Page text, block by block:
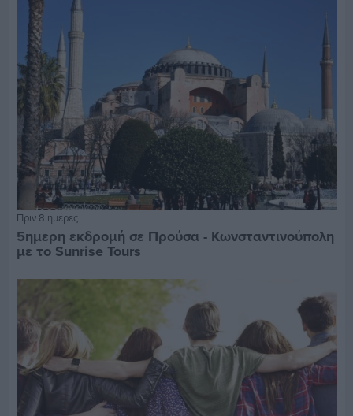
Πριν 8 ημέρες
5ημερη εκδρομή σε Προύσα - Κωνσταντινούπολη
με το Sunrise Tours